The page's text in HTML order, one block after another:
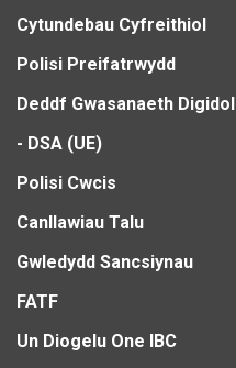
Cytundebau Cyfreithiol
Polisi Preifatrwydd
Deddf Gwasanaeth Digidol
- DSA (UE)
Polisi Cwcis
Canllawiau Talu
Gwledydd Sancsiynau
FATF
Un Diogelu One IBC